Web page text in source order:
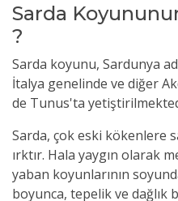
Sarda
?
Sarda koyunu, Sardunya
İtalya genelinde ve diğer
de Tunus'ta
Sarda, çok eski kökenlere
ırktır. Hala yaygın olarak
yaban koyunlarının
boyunca, tepelik ve dağlık